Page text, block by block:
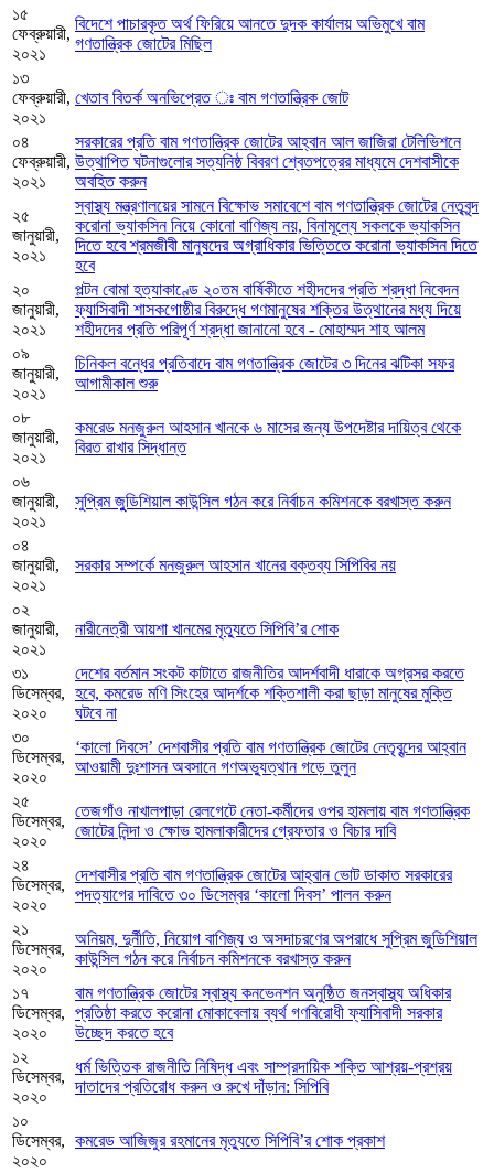
১৫
ফেব্রুয়ারী,
২০২১
বিদেশে পাচারকৃত অর্থ ফিরিয়ে আনতে দুদক কার্যালয় অভিমুখে বাম
গণতান্ত্রিক জোটের মিছিল
১৩
ফেব্রুয়ারী,
২০২১
খেতাব বিতর্ক অনভিপ্রেত ঃ বাম গণতান্ত্রিক জোট
০৪
ফেব্রুয়ারী,
২০২১
সরকারের প্রতি বাম গণতান্ত্রিক জোটের আহ্বান আল জাজিরা টেলিভিশনে
উত্থাপিত ঘটনাগুলোর সত্যনিষ্ঠ বিবরণ শ্বেতপত্রের মাধ্যমে দেশবাসীকে
অবহিত করুন
২৫
জানুয়ারী,
২০২১
স্বাস্থ্য মন্ত্রণালয়ের সামনে বিক্ষোভ সমাবেশে বাম গণতান্ত্রিক জোটের নেতৃবৃন্দ
করোনা ভ্যাকসিন নিয়ে কোনো বাণিজ্য নয়, বিনামূল্যে সকলকে ভ্যাকসিন
দিতে হবে শ্রমজীবী মানুষদের অগ্রাধিকার ভিত্তিতে করোনা ভ্যাকসিন দিতে
হবে
২০
জানুয়ারী,
২০২১
পল্টন বোমা হত্যাকাণ্ডে ২০তম বার্ষিকীতে শহীদদের প্রতি শ্রদ্ধা নিবেদন
ফ্যাসিবাদী শাসকগোষ্ঠীর বিরুদ্ধে গণমানুষের শক্তির উত্থানের মধ্য দিয়ে
শহীদদের প্রতি পরিপূর্ণ শ্রদ্ধা জানানো হবে - মোহাম্মদ শাহ আলম
০৯
জানুয়ারী,
২০২১
চিনিকল বন্ধের প্রতিবাদে বাম গণতান্ত্রিক জোটের ৩ দিনের ঝটিকা সফর
আগামীকাল শুরু
০৮
জানুয়ারী,
২০২১
কমরেড মনজুরুল আহসান খানকে ৬ মাসের জন্য উপদেষ্টার দায়িত্ব থেকে
বিরত রাখার সিদ্ধান্ত
০৬
জানুয়ারী,
২০২১
সুপ্রিম জুুডিশিয়াল কাউন্সিল গঠন করে নির্বাচন কমিশনকে বরখাস্ত করুন
০৪
জানুয়ারী,
২০২১
সরকার সম্পর্কে মনজুরুল আহসান খানের বক্তব্য সিপিবির নয়
০২
জানুয়ারী,
২০২১
নারীনেত্রী আয়শা খানমের মৃত্যুতে সিপিবি’র শোক
৩১
ডিসেম্বর,
২০২০
দেশের বর্তমান সংকট কাটাতে রাজনীতির আদর্শবাদী ধারাকে অগ্রসর করতে
হবে, কমরেড মণি সিংহের আদর্শকে শক্তিশালী করা ছাড়া মানুষের মুক্তি
ঘটবে না
৩০
ডিসেম্বর,
২০২০
‘কালো দিবসে’ দেশবাসীর প্রতি বাম গণতান্ত্রিক জোটের নেতৃবৃন্দের আহ্বান
আওয়ামী দুঃশাসন অবসানে গণঅভ্যুত্থান গড়ে তুলুন
২৫
ডিসেম্বর,
২০২০
তেজগাঁও নাখালপাড়া রেলগেটে নেতা-কর্মীদের ওপর হামলায় বাম গণতান্ত্রিক
জোটের নিন্দা ও ক্ষোভ হামলাকারীদের গ্রেফতার ও বিচার দাবি
২৪
ডিসেম্বর,
২০২০
দেশবাসীর প্রতি বাম গণতান্ত্রিক জোটের আহ্বান ভোট ডাকাত সরকারের
পদত্যাগের দাবিতে ৩০ ডিসেম্বর ‘কালো দিবস’ পালন করুন
২১
ডিসেম্বর,
২০২০
অনিয়ম, দুর্নীতি, নিয়োগ বাণিজ্য ও অসদাচরণের অপরাধে সুপ্রিম জুুডিশিয়াল
কাউন্সিল গঠন করে নির্বাচন কমিশনকে বরখাস্ত করুন
১৭
ডিসেম্বর,
২০২০
বাম গণতান্ত্রিক জোটের স্বাস্থ্য কনভেনশন অনুষ্ঠিত জনস্বাস্থ্য অধিকার
প্রতিষ্ঠা করতে করোনা মোকাবেলায় ব্যর্থ গণবিরোধী ফ্যাসিবাদী সরকার
উচ্ছেদ করতে হবে
১২
ডিসেম্বর,
২০২০
ধর্ম ভিত্তিক রাজনীতি নিষিদ্ধ এবং সাম্প্রদায়িক শক্তি আশ্রয়-প্রশ্রয়
দাতাদের প্রতিরোধ করুন ও রুখে দাঁড়ান: সিপিবি
১০
ডিসেম্বর,
২০২০
কমরেড আজিজুর রহমানের মৃত্যুতে সিপিবি’র শোক প্রকাশ